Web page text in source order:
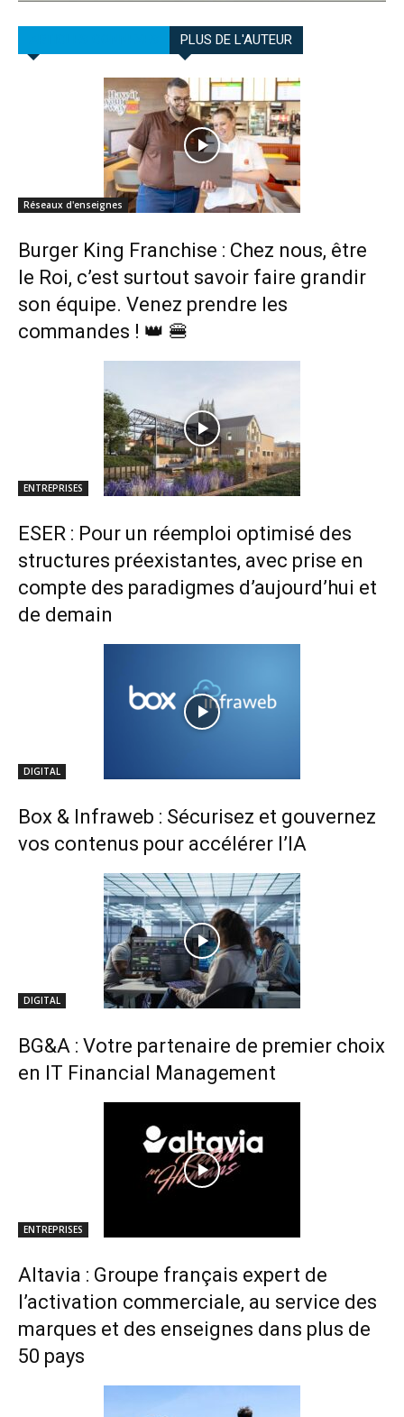
PLUS DE L'AUTEUR
Réseaux d'enseignes
Burger King Franchise : Chez nous, être
le Roi, c’est surtout savoir faire grandir
son équipe. Venez prendre les
commandes ! 👑 🍔
ENTREPRISES
ESER : Pour un réemploi optimisé des
structures préexistantes, avec prise en
compte des paradigmes d’aujourd’hui et
de demain
DIGITAL
Box & Infraweb : Sécurisez et gouvernez
vos contenus pour accélérer l’IA
DIGITAL
BG&A : Votre partenaire de premier choix
en IT Financial Management
ENTREPRISES
Altavia : Groupe français expert de
l’activation commerciale, au service des
marques et des enseignes dans plus de
50 pays